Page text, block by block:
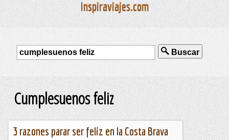
Inspiraviajes.com
Buscar
Cumplesuenos feliz
3 razones parar ser feliz en la Costa Brava